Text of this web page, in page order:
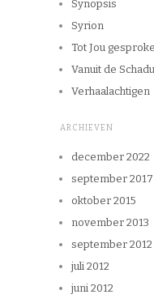
Synopsis
Syrion
Tot Jou
Vanuit de
Verhaalachtigen
ARCHIEVEN
december 2022
september 2017
oktober 2015
november 2013
september 2012
juli 2012
juni 2012